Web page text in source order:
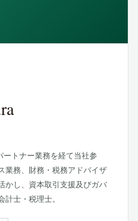
ートナー業務を経て当社参
業務、財務・税務アドバイザ
かし、資本取引支援及びガバ
士・税理士。